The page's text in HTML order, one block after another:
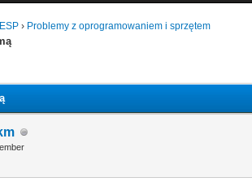
› Problemy z oprogramowaniem i sprzętem